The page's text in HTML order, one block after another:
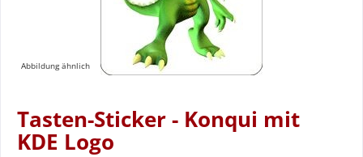
Abbildung ähnlich
Tasten-Sticker - Konqui mit
KDE Logo